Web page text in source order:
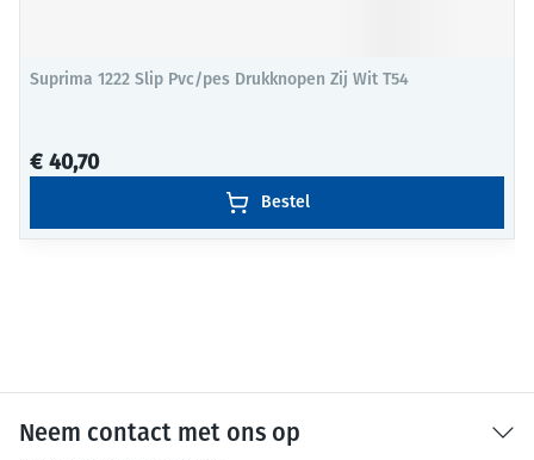
Suprima 1222 Slip Pvc/pes Drukknopen Zij Wit T54
€ 40,70
Bestel
Neem contact met ons op